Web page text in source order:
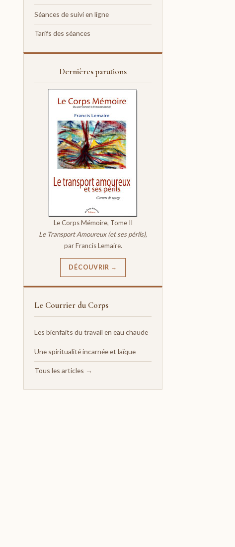
Séances de suivi en ligne
Tarifs des séances
Dernières parutions
Le Corps Mémoire, Tome II
Le Transport Amoureux (et ses périls),
par Francis Lemaire.
DÉCOUVRIR →
Le Courrier du Corps
Les bienfaits du travail en eau chaude
Une spiritualité incarnée et laïque
Tous les articles →